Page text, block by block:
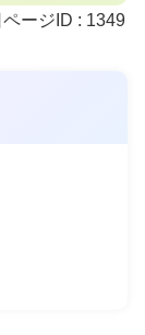
ページID : 1349